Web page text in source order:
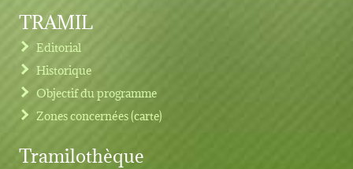
TRAMIL
Editorial
Historique
Objectif du programme
Zones concernées (carte)
Tramilothèque